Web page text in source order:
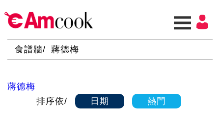
食譜牆 蔣德梅
蔣德梅
排序依
日期 熱門